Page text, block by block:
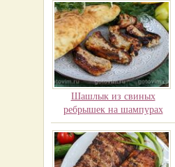
Шашлык из свиных
ребрышек на шампурах